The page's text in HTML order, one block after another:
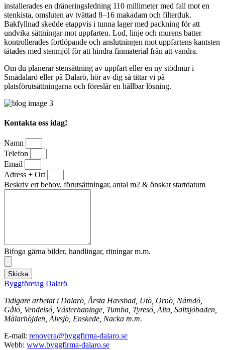
installerades en dräneringsledning 110 millimeter med fall mot en
stenkista, omsluten av tvättad 8–16 makadam och filterduk.
Bakfyllnad skedde etappvis i tunna lager med packning för att
undvika sättningar mot uppfarten. Lod, linje och murens batter
kontrollerades fortlöpande och anslutningen mot uppfartens kantsten
tätades med stenmjöl för att hindra finmaterial från att vandra.
Om du planerar stensättning av uppfart eller en ny stödmur i
Smådalarö eller på Dalarö, hör av dig så tittar vi på
platsförutsättningarna och föreslår en hållbar lösning.
Kontakta oss idag!
Namn
Telefon
Email
Adress + Ort
Beskriv ert behov, förutsättningar, antal m2 & önskat startdatum
Bifoga gärna bilder, handlingar, ritningar m.m.
Skicka
Byggföretag Dalarö
Tidigare arbetat i Dalarö, Årsta Havsbad, Utö, Ornö, Nämdö,
Gålö, Vendelsö, Västerhaninge, Tumba, Tyresö, Älta, Saltsjöbaden,
Mälarhöjden, Älvsjö, Enskede, Nacka m.m.
E-mail: renovera@byggfirma-dalaro.se
Webb: www.byggfirma-dalaro.se